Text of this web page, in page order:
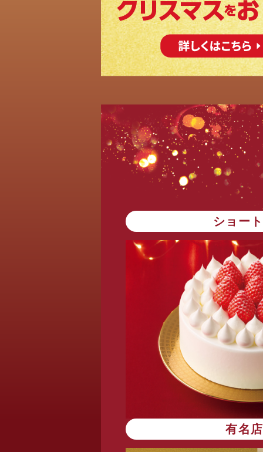
ショー
有名